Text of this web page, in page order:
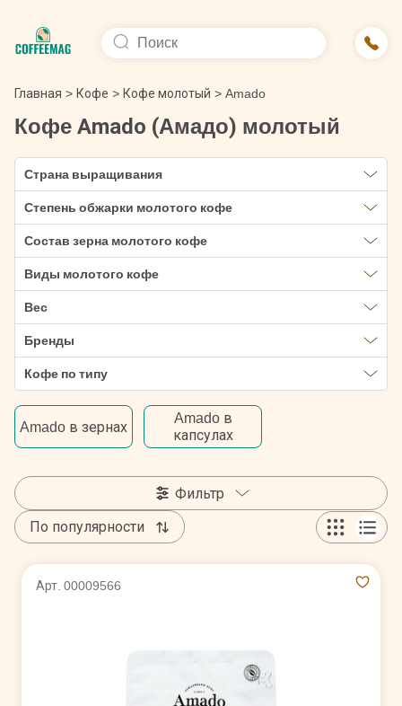
Главная > Кофе > Кофе молотый > Amado
Кофе Amado (Амадо) молотый
Страна выращивания
Степень обжарки молотого кофе
Состав зерна молотого кофе
Виды молотого кофе
Вес
Бренды
Кофе по типу
Amado в зернах
Amado в
капсулах
Фильтр
По популярности
Арт. 00009566